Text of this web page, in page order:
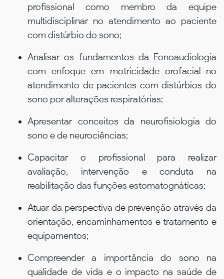
profissional como membro da equipe
multidisciplinar no atendimento ao paciente
com distúrbio do sono;
Analisar os fundamentos da Fonoaudiologia
com enfoque em motricidade orofacial no
atendimento de pacientes com distúrbios do
sono por alterações respiratórias;
Apresentar conceitos da neurofisiologia do
sono e de neurociências;
Capacitar o profissional para realizar
avaliação, intervenção e conduta na
reabilitação das funções estomatognáticas;
Atuar da perspectiva de prevenção através da
orientação, encaminhamentos e tratamento e
equipamentos;
Compreender a importância do sono na
qualidade de vida e o impacto na saúde de